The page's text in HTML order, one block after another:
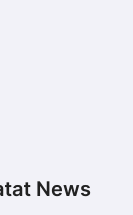
News